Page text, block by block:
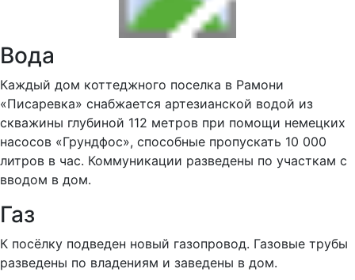
Вода
Каждый дом коттеджного поселка в Рамони
«Писаревка» снабжается артезианской водой из
скважины глубиной 112 метров при помощи немецких
насосов «Грундфос», способные пропускать 10 000
литров в час. Коммуникации разведены по участкам с
вводом в дом.
Газ
К посёлку подведен новый газопровод. Газовые трубы
разведены по владениям и заведены в дом.